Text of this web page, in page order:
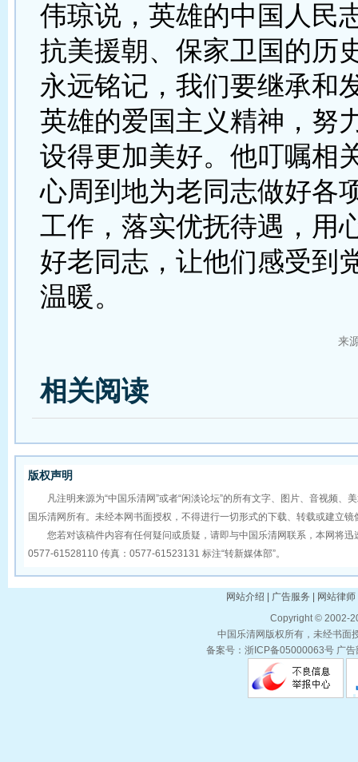
伟琼说，英雄的中国人民
抗美援朝、保家卫国的历
永远铭记，我们要继承和
英雄的爱国主义精神，努
设得更加美好。他叮嘱相
心周到地为老同志做好各
工作，落实优抚待遇，用
好老同志，让他们感受到
温暖。
来
相关阅读
版权声明
凡注明来源为“中国乐清网”或者“闲淡论坛”的所有文字、图片、音视频、
国乐清网所有。未经本网书面授权，不得进行一切形式的下载、转载或建立镜
您若对该稿件内容有任何疑问或质疑，请即与中国乐清网联系，本网将迅
0577-61528110 传真：0577-61523131 标注“转新媒体部”。
网站介绍 | 广告服务 | 网站律
Copyright © 2002-
中国乐清网版权所有，未经书面
备案号：浙ICP备05000063号 广